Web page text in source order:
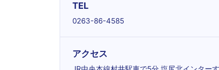
TEL
0263-86-4585
アクセス